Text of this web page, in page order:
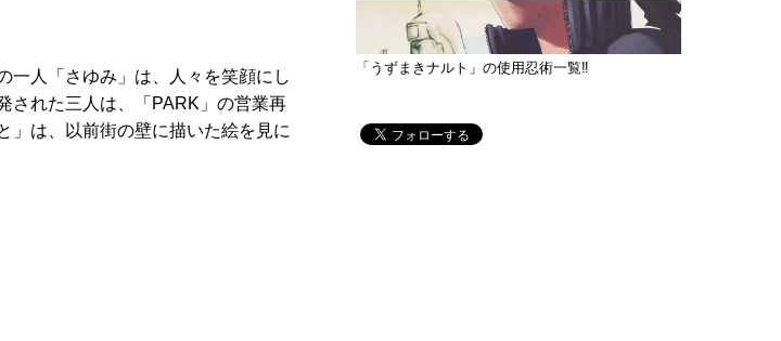
一人「さゆみ」は、人々を笑顔にし
された三人は、「PARK」の営業再
」は、以前街の壁に描いた絵を見に
「うずまきナルト」の使用忍術一覧‼